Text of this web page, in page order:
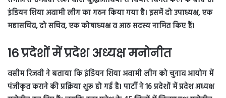
इंडियन शिया अवामी लीग का गठन किया गया है। इसमें दो उपाध्यक्ष, एक
महासचिव, दो सचिव, एक कोषाध्यक्ष व आठ सदस्य नामित किए हैं।
16 प्रदेशों में प्रदेश अध्यक्ष मनोनीत
वसीम रिजवी ने बताया कि इंडियन शिया अवामी लीग को चुनाव आयोग में
पंजीकृत कराने की प्रक्रिया शुरू हो गई है। पार्टी ने 16 प्रदेशों में प्रदेश अध्यक्ष